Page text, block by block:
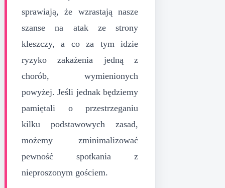
sprawiają, że wzrastają nasze
szanse na atak ze strony
kleszczy, a co za tym idzie
ryzyko zakażenia jedną z
chorób, wymienionych
powyżej. Jeśli jednak będziemy
pamiętali o przestrzeganiu
kilku podstawowych zasad,
możemy zminimalizować
pewność spotkania z
nieproszonym gościem.